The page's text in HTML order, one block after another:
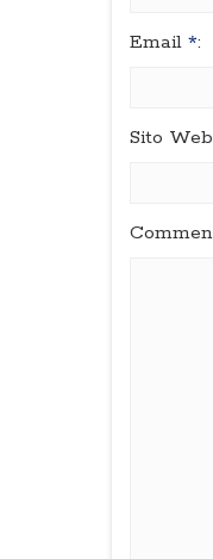
Email *:
Sito